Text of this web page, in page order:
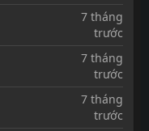
7 tháng
trước
7 tháng
trước
7 tháng
trước